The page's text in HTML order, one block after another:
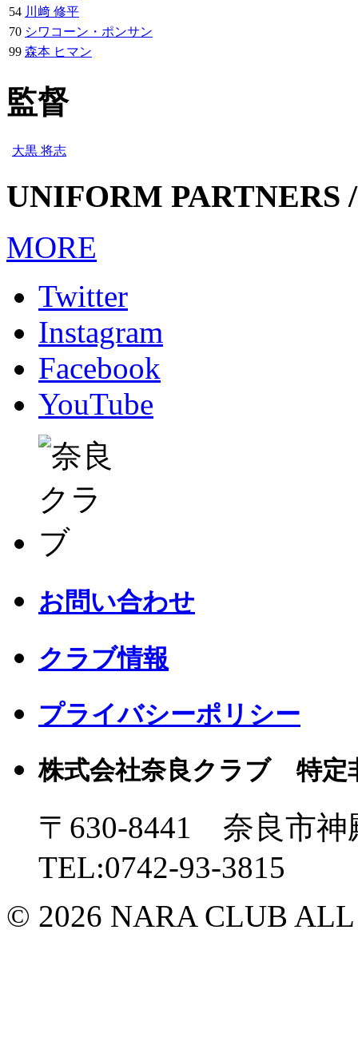
54 川﨑 修平
70 シワコーン・ポンサン
99 森本 ヒマン
監督
大黒 将志
UNIFORM PARTNERS
MORE
Twitter
Instagram
Facebook
YouTube
お問い合わせ
クラブ情報
プライバシーポリシー
株式会社奈良クラブ 特定
〒630-8441 奈良市
TEL:0742-93-3815
© 2026 NARA CLUB ALL